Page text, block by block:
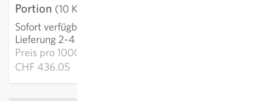
Portion (10 Korn)
Sofort verfügbar
Lieferung 2-4 Tage
Preis pro1000k:
CHF 436.05